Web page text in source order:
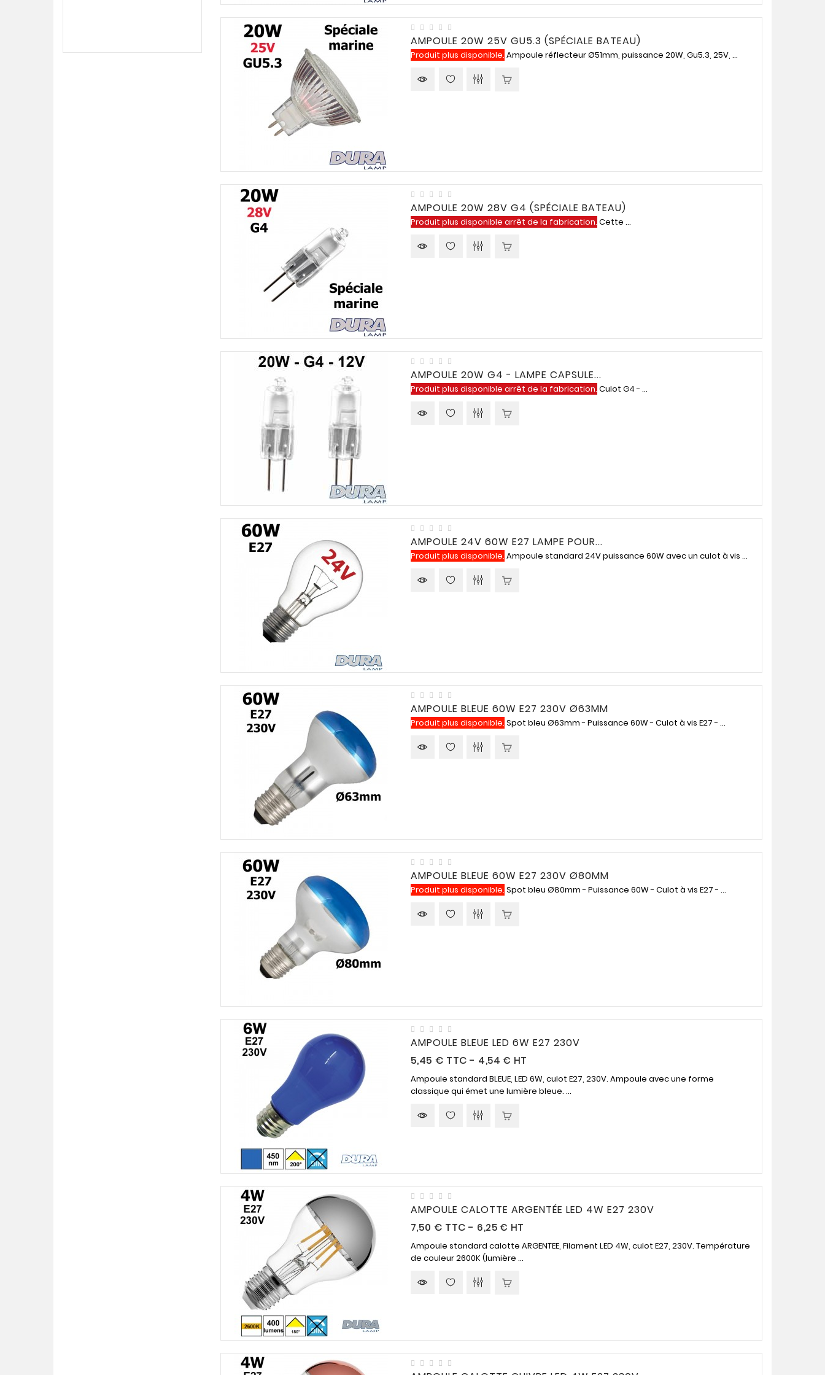
de 9h à 12h et 14h à 16h.
AMPOULE 20W 25V GU5.3 (SPÉCIALE BATEAU)
Produit plus disponible. Ampoule réflecteur Ø51mm, puissance 20W, Gu5.3, 25V, ...
AMPOULE 20W 28V G4 (SPÉCIALE BATEAU)
Produit plus disponible arrêt de la fabrication. Cette ...
AMPOULE 20W G4 - LAMPE CAPSULE...
Produit plus disponible arrêt de la fabrication. Culot G4 - ...
AMPOULE 24V 60W E27 LAMPE POUR...
Produit plus disponible. Ampoule standard 24V puissance 60W avec un culot à vis ...
AMPOULE BLEUE 60W E27 230V Ø63MM
Produit plus disponible. Spot bleu Ø63mm - Puissance 60W - Culot à vis E27 - ...
AMPOULE BLEUE 60W E27 230V Ø80MM
Produit plus disponible. Spot bleu Ø80mm - Puissance 60W - Culot à vis E27 - ...
AMPOULE BLEUE LED 6W E27 230V
5,45 € Prix
TTC - 4,54 € HT
Ampoule standard BLEUE, LED 6W, culot E27, 230V. Ampoule avec une forme
classique qui émet une lumière bleue. ...
AMPOULE CALOTTE ARGENTÉE LED 4W E27 230V
7,50 € Prix
TTC - 6,25 € HT
Ampoule standard calotte ARGENTEE, Filament LED 4W, culot E27, 230V. Température
de couleur 2600K (lumière ...